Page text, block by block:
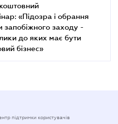
«Підозра і обрання
запобіжного заходу -
до яких має бути
бізнес»
підтримки користувачів